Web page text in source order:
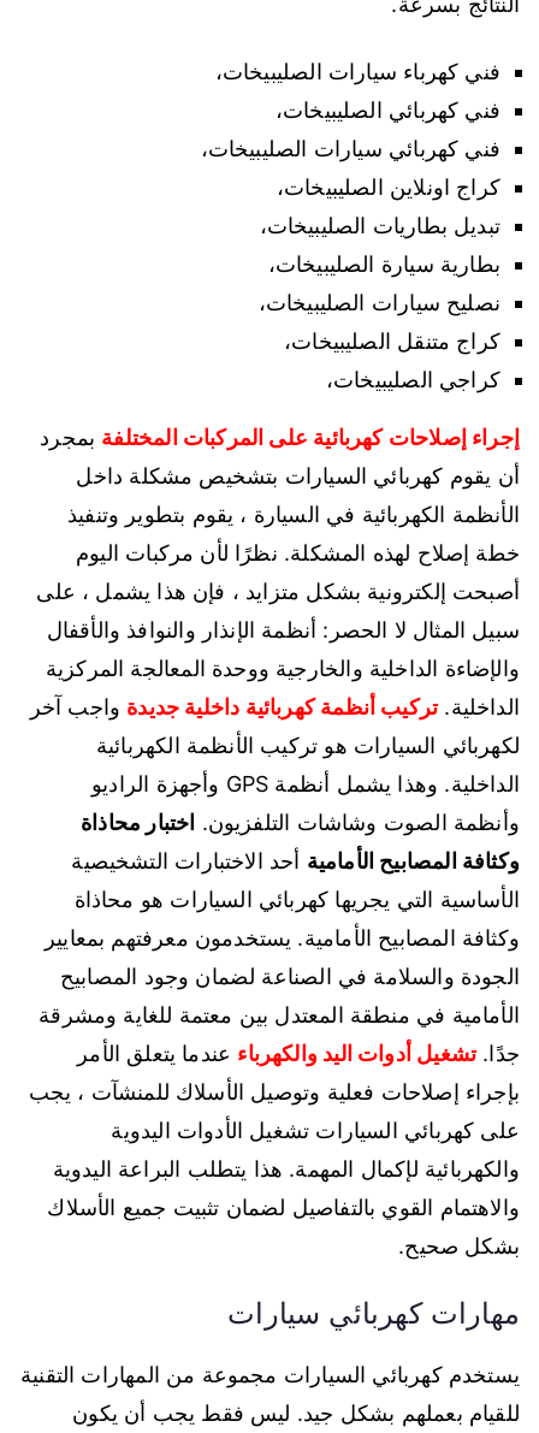
فني كهرباء سيارات الصليبيخات،
فني كهربائي الصليبيخات،
فني كهربائي سيارات الصليبيخات،
كراج اونلاين الصليبيخات،
تبديل بطاريات الصليبيخات،
بطارية سيارة الصليبيخات،
نصليح سيارات الصليبيخات،
كراج متنقل الصليبيخات،
كراجي الصليبيخات،
إجراء إصلاحات كهربائية على المركبات المختلفة بمجرد
أن يقوم كهربائي السيارات بتشخيص مشكلة داخل
الأنظمة الكهربائية في السيارة ، يقوم بتطوير وتنفيذ
خطة إصلاح لهذه المشكلة. نظرًا لأن مركبات اليوم
أصبحت إلكترونية بشكل متزايد ، فإن هذا يشمل ، على
سبيل المثال لا الحصر: أنظمة الإنذار والنوافذ والأقفال
والإضاءة الداخلية والخارجية ووحدة المعالجة المركزية
الداخلية.تركيب أنظمة كهربائية داخلية جديدة واجب آخر
لكهربائي السيارات هو تركيب الأنظمة الكهربائية
الداخلية. وهذا يشمل أنظمة GPS وأجهزة الراديو
وأنظمة الصوت وشاشات التلفزيون. اختبار محاذاة
وكثافة المصابيح الأمامية أحد الاختبارات التشخيصية
الأساسية التي يجريها كهربائي السيارات هو محاذاة
وكثافة المصابيح الأمامية. يستخدمون معرفتهم بمعايير
الجودة والسلامة في الصناعة لضمان وجود المصابيح
الأمامية في منطقة المعتدل بين معتمة للغاية ومشرقة
جدًا.تشغيل أدوات اليد والكهرباء عندما يتعلق الأمر
بإجراء إصلاحات فعلية وتوصيل الأسلاك للمنشآت ، يجب
على كهربائي السيارات تشغيل الأدوات اليدوية
والكهربائية لإكمال المهمة. هذا يتطلب البراعة اليدوية
والاهتمام القوي بالتفاصيل لضمان تثبيت جميع الأسلاك
بشكل صحيح.
مهارات كهربائي سيارات
يستخدم كهربائي السيارات مجموعة من المهارات التقنية
للقيام بعملهم بشكل جيد. ليس فقط يجب أن يكون